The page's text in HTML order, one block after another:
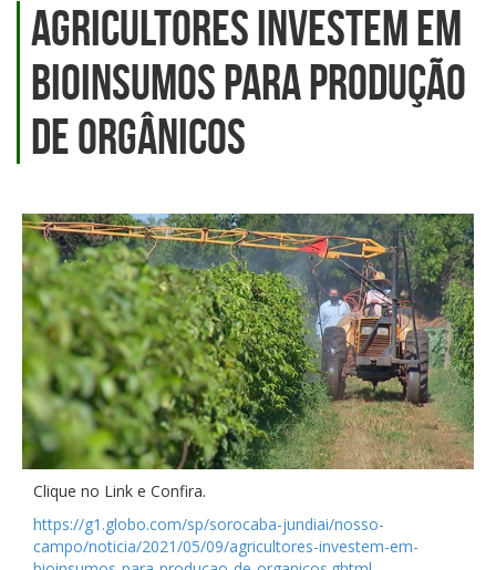
Agricultores investem em
bioinsumos para produção
de orgânicos
Clique no Link e Confira.
https://g1.globo.com/sp/sorocaba-jundiai/nosso-
campo/noticia/2021/05/09/agricultores-investem-em-